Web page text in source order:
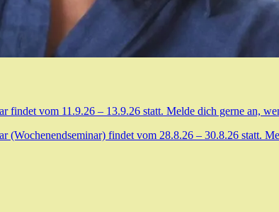
findet vom 11.9.26 – 13.9.26 statt. Melde dich gerne an,
(Wochenendseminar) findet vom 28.8.26 – 30.8.26 statt.